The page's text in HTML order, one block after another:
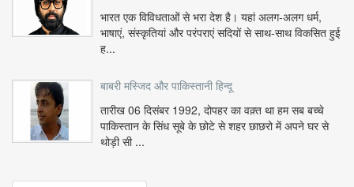
भारत एक विविधताओं से भरा देश है। यहां अलग-अलग धर्म,
भाषाएं, संस्कृतियां और परंपराएं सदियों से साथ-साथ विकसित हुई
ह...
बाबरी मस्जिद और पाकिस्तानी हिन्दू
तारीख 06 दिसंबर 1992, दोपहर का वक़्त था हम सब बच्चे
पाकिस्तान के सिंध सूबे के छोटे से शहर छाछरो में अपने घर से
थोड़ी सी ...